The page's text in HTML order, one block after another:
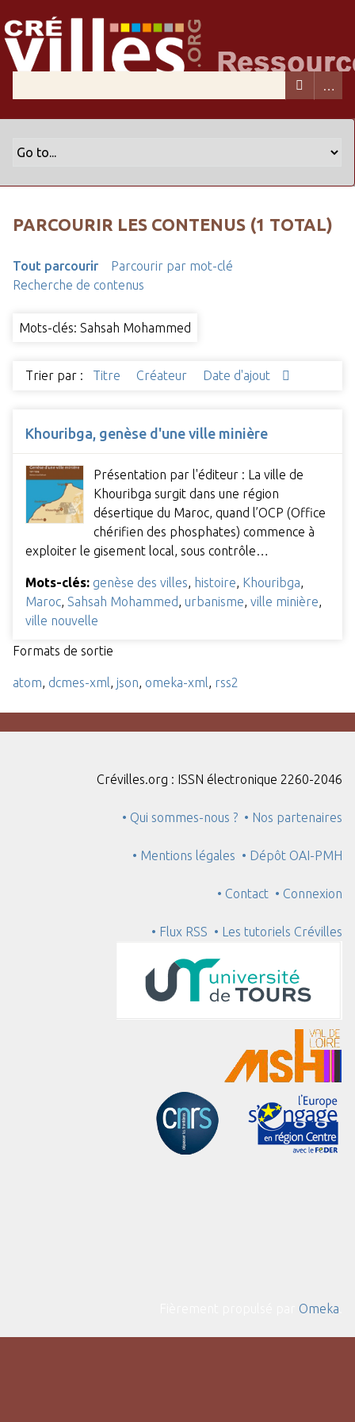
PARCOURIR LES CONTENUS (1 TOTAL)
Tout parcourir
Parcourir par mot-clé
Recherche de contenus
Mots-clés: Sahsah Mohammed
Trier par : Titre Créateur Date d'ajout
Khouribga, genèse d'une ville minière
Présentation par l'éditeur : La ville de
Khouribga surgit dans une région
désertique du Maroc, quand l’OCP (Office
chérifien des phosphates) commence à
exploiter le gisement local, sous contrôle…
Mots-clés: genèse des villes histoire Khouribga
Maroc Sahsah Mohammed urbanisme ville minière
ville nouvelle
Formats de sortie
atom dcmes-xml json omeka-xml rss2
Crévilles.org : ISSN électronique 2260-2046
• Qui sommes-nous ? • Nos partenaires
• Mentions légales • Dépôt OAI-PMH
• Contact • Connexion
• Flux RSS • Les tutoriels Crévilles
Omeka